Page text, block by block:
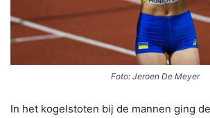
Foto: Jeroen De Meyer
In het kogelstoten bij de mannen ging